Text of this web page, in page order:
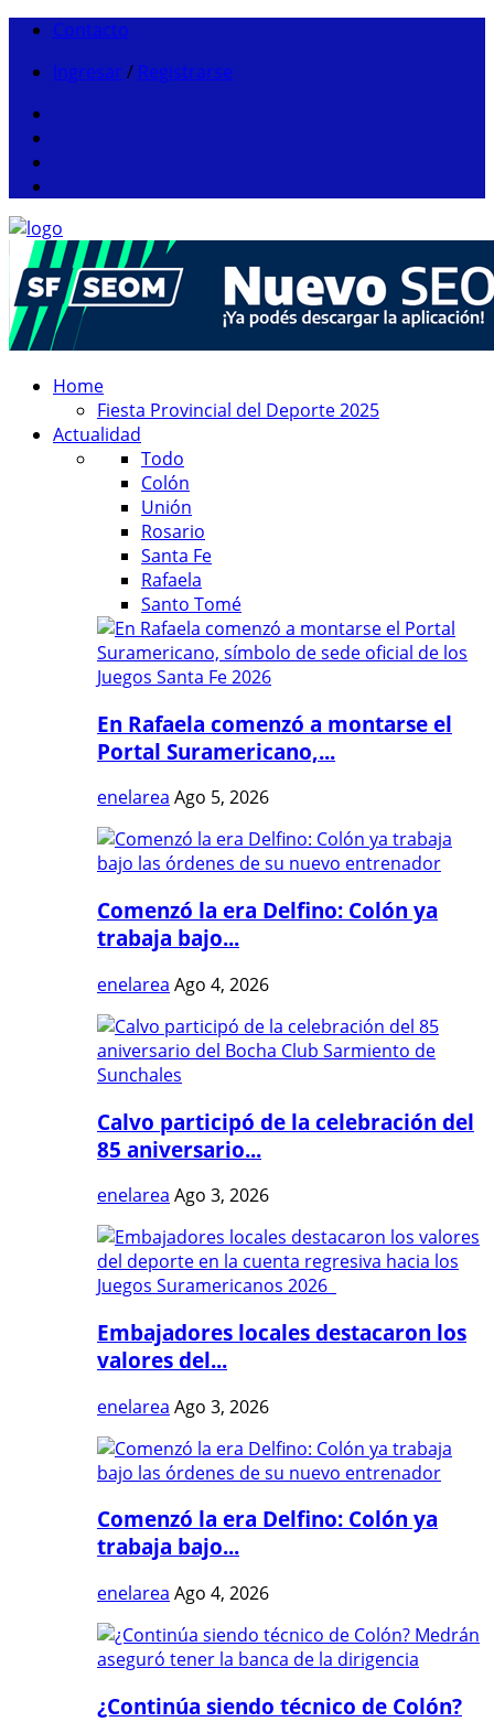
Contacto
Ingresar / Registrarse
Home
Fiesta Provincial del Deporte 2025
Actualidad
Todo
Colón
Unión
Rosario
Santa Fe
Rafaela
Santo Tomé
En Rafaela comenzó a montarse el
Portal Suramericano,...
enelarea Ago 5, 2026
Comenzó la era Delfino: Colón ya
trabaja bajo...
enelarea Ago 4, 2026
Calvo participó de la celebración del
85 aniversario...
enelarea Ago 3, 2026
Embajadores locales destacaron los
valores del...
enelarea Ago 3, 2026
Comenzó la era Delfino: Colón ya
trabaja bajo...
enelarea Ago 4, 2026
¿Continúa siendo técnico de Colón?